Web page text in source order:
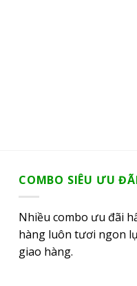
COMBO SIÊU ƯU
Nhiều combo ưu đãi
hàng luôn tươi ngon
giao hàng.